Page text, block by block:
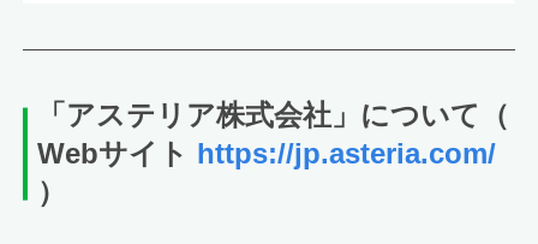
「アステリア株式会社」について
（
Webサイト https://jp.asteria.com/
）